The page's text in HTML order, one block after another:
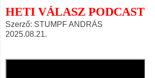
HETI VÁLASZ PODCAST
Szerző: STUMPF ANDRÁS
2025.08.21.